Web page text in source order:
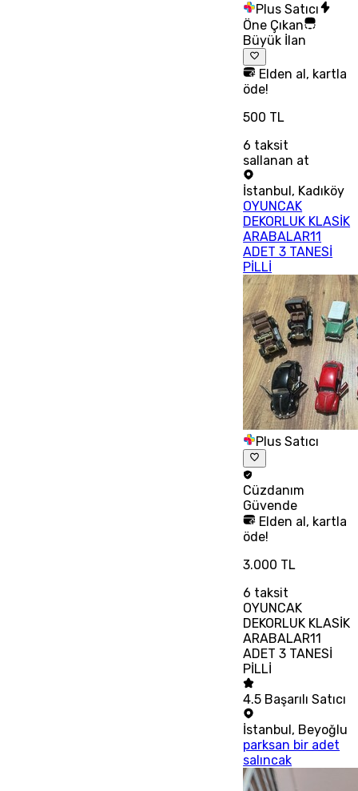
Plus Satıcı
Öne Çıkan
Büyük İlan
Elden al, kartla
öde!
500 TL
6 taksit
sallanan at
İstanbul , Kadıköy
OYUNCAK
DEKORLUK KLASİK
ARABALAR11
ADET 3 TANESİ
PİLLİ
Plus Satıcı
Cüzdanım
Güvende
Elden al, kartla
öde!
3.000 TL
6 taksit
OYUNCAK
DEKORLUK KLASİK
ARABALAR11
ADET 3 TANESİ
PİLLİ
4.5 Başarılı Satıcı
İstanbul, Beyoğlu
parksan bir adet
salıncak